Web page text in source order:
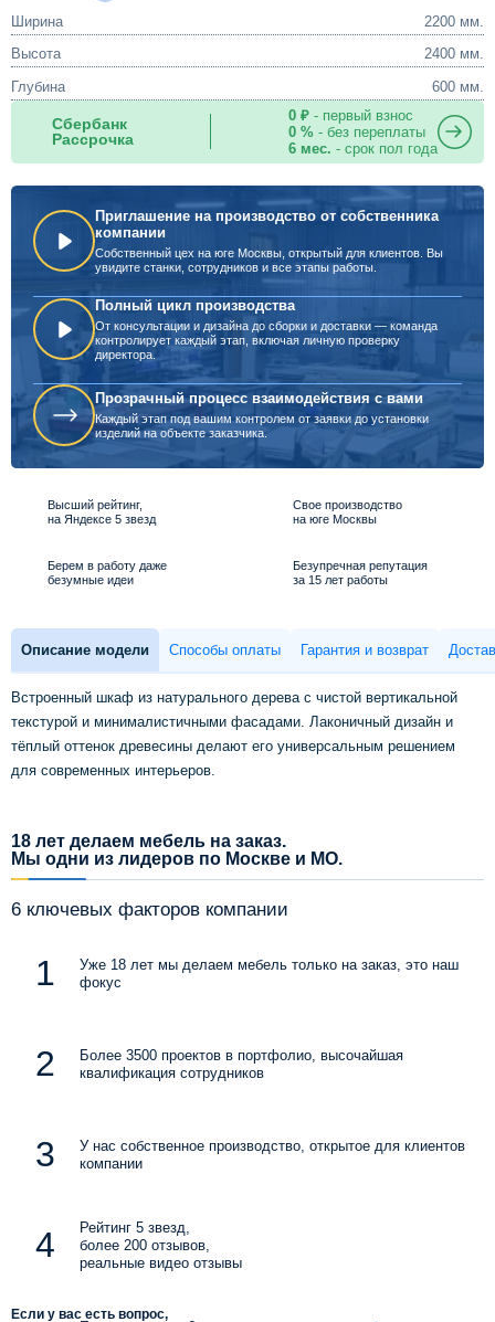
Ширина
2200 мм.
Высота
2400 мм.
Глубина
600 мм.
Сбербанк
Рассрочка
0 ₽- первый взнос
0 %- без переплаты
6 мес. - срок пол года
Приглашение на производство от собственника
компании
Собственный цех на юге Москвы, открытый для клиентов. Вы
увидите станки, сотрудников и все этапы работы.
Полный цикл производства
От консультации и дизайна до сборки и доставки — команда
контролирует каждый этап, включая личную проверку
директора.
Прозрачный процесс взаимодействия с вами
Каждый этап под вашим контролем от заявки до установки
изделий на объекте заказчика.
Высший рейтинг,
на Яндексе 5 звезд
Свое производство
на юге Москвы
Берем в работу даже
безумные идеи
Безупречная репутация
за 15 лет работы
Описание модели Способы оплаты Гарантия и возврат
Встроенный шкаф из натурального дерева с чистой вертикальной
текстурой и минималистичными фасадами. Лаконичный дизайн и
тёплый оттенок древесины делают его универсальным решением
для современных интерьеров.
18 лет делаем мебель на заказ.
Мы одни из лидеров по Москве и МО.
6 ключевых факторов компании
Уже 18 лет мы делаем мебель только на заказ, это наш
фокус
Более 3500 проектов в портфолио, высочайшая
квалификация сотрудников
У нас собственное производство, открытое для клиентов
компании
Рейтинг 5 звезд,
более 200 отзывов,
реальные видео отзывы
Если у вас есть вопрос,